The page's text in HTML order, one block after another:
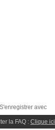
S'enregistrer avec
la FAQ : Clique ici